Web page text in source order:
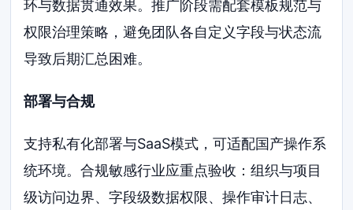
环与数据贯通效果。推广阶段需配套模板规范与
权限治理策略，避免团队各自定义字段与状态流
导致后期汇总困难。
部署与合规
支持私有化部署与SaaS模式，可适配国产操作系
统环境。合规敏感行业应重点验收：组织与项目
级访问边界、字段级数据权限、操作审计日志、